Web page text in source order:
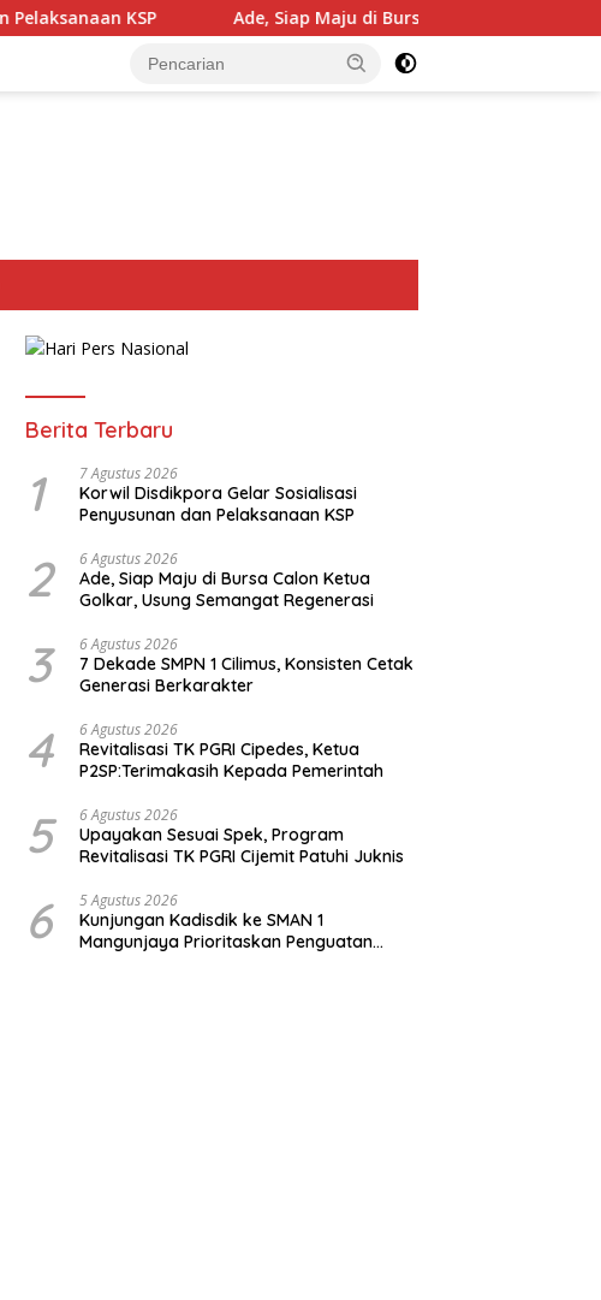
Ade, Siap Maju di Bursa Calon Ketua Golkar, Usung Semangat
Berita Terbaru
1 7 Agustus 2026
Korwil Disdikpora Gelar Sosialisasi
Penyusunan dan Pelaksanaan KSP
2 6 Agustus 2026
Ade, Siap Maju di Bursa Calon Ketua
Golkar, Usung Semangat Regenerasi
3 6 Agustus 2026
7 Dekade SMPN 1 Cilimus, Konsisten Cetak
Generasi Berkarakter
4 6 Agustus 2026
Revitalisasi TK PGRI Cipedes, Ketua
P2SP:Terimakasih Kepada Pemerintah
5 6 Agustus 2026
Upayakan Sesuai Spek, Program
Revitalisasi TK PGRI Cijemit Patuhi Juknis
6 5 Agustus 2026
Kunjungan Kadisdik ke SMAN 1
Mangunjaya Prioritaskan Penguatan